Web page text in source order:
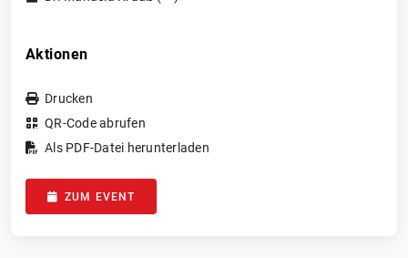
Aktionen
Drucken
QR-Code abrufen
Als PDF-Datei herunterladen
ZUM EVENT